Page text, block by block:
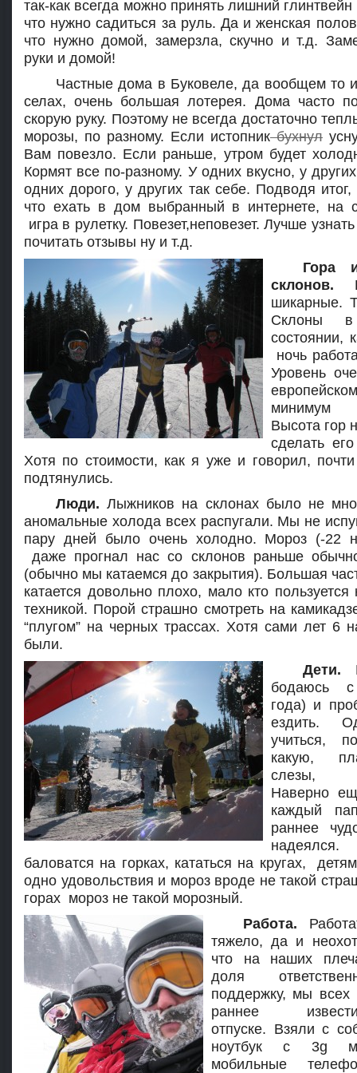
так-как всегда можно принять лишний глинтвейн
что нужно садиться за руль. Да и женская
что нужно домой, замерзла, скучно и т.д.
руки и домой!
Частные дома в Буковеле, да вообщем то
селах, очень большая лотерея. Дома часто
скорую руку. Поэтому не всегда достаточно
морозы, по разному. Если истопникбухнул
Вам повезло. Если раньше, утром будет
Кормят все по-разному. У одних вкусно, у
одних дорого, у других так себе. Подводя
что ехать в дом выбранный в интернете, на
игра в рулетку. Повезет,неповезет. Лучше
почитать отзывы ну и т.д.
Гора
склонов.
шикарные.
Склоны в
состоянии,
ночь
Уровень
минимум
Высота гор
сделать
Хотя по стоимости, как я уже и говорил,
подтянулись.
Люди.Лыжников на склонах было не
аномальные холода всех распугали. Мы не
пару дней было очень холодно. Мороз (-22
даже прогнал нас со склонов раньше
(обычно мы катаемся до закрытия). Большая
катается довольно плохо, мало кто пользуется
техникой. Порой страшно смотреть на
“плугом” на черных трассах. Хотя сами лет 6
были.
Дети.
бодаюсь
года) и
ездить.
учиться,
какую,
слезы,
Наверно
каждый
раннее
баловатся на горках, кататься на кругах,
одно удовольствия и мороз вроде не такой
горах мороз не такой морозный.
Работа.
тяжело, да и
что на наших
доля
поддержку, мы всех
раннее
отпуске. Взяли с
ноутбук c 3g
мобильные